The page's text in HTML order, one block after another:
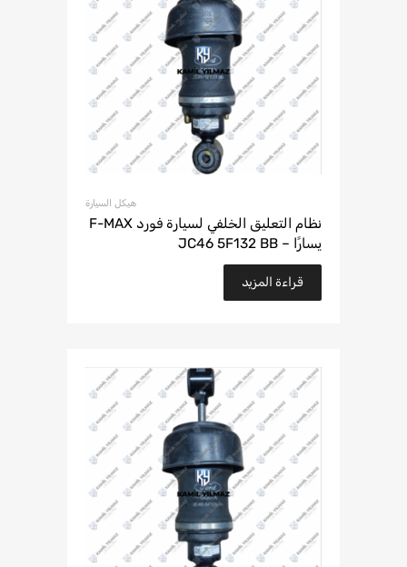
هيكل السيارة
نظام التعليق الخلفي لسيارة فورد F-MAX
يسارًا – JC46 5F132 BB
قراءة المزيد